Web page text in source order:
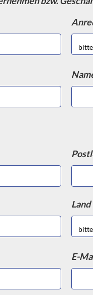
schwere Lasten
eingesetzt, um
Regalböden
zu tragen. Die
je nach den
die eine gute
Es ist wichtig,
die Regale
zu gewährleisten.
verfügbaren Platzes,
für Unternehmen, die
Land
E-